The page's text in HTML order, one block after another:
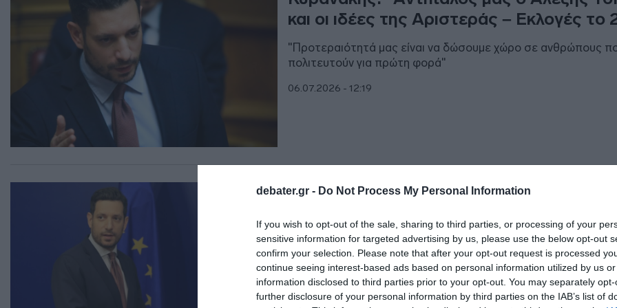
debater.gr - Do Not Process My Personal Information
If you wish to opt-out of the sale, sharing to third parties, or processing of your
sensitive information for targeted advertising by us, please use the below opt-out
confirm your selection. Please note that after your opt-out request is processed
continue seeing interest-based ads based on personal information utilized by us
information disclosed to third parties prior to your opt-out. You may separately
further disclosure of your personal information by third parties on the IAB’s list of
και οι ιδέες της Αριστεράς – Εκλογές το
"Προτεραιότητά μας είναι να δώσουμε χώρο σε ανθρώπους
πολιτευτούν για πρώτη φορά"
06.07.2026 - 12:19
ΠΟΛΙΤΙΚΗ
χρηστών στο διαδίκτυο που απείλησαν
ζωές Νεοδημοκρατών”
"Υπάρχουν αυτοί που κλείνουν το μάτι στο μπάχαλο και την
τρομοκρατία"